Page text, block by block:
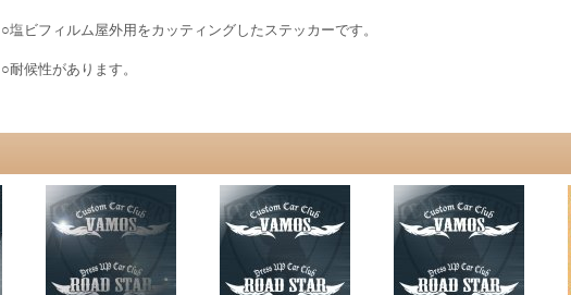
○塩ビフィルム屋外用をカッティングしたステッカーです。
○耐候性があります。